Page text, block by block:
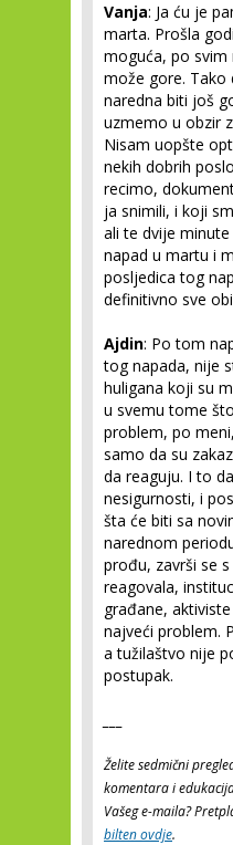
Vanja: Ja ću je
marta. Prošla
moguća, po svim
može gore. Tako
naredna biti još
uzmemo u obzir
Nisam uopšte
nekih dobrih
recimo,
ja snimili, i koji
ali te dvije
napad u martu i
posljedica tog
definitivno sve
Ajdin: Po tom
tog napada, nije
huligana koji su
u svemu tome
problem, po
samo da su
da reaguju. I to
nesigurnosti, i
šta će biti sa
narednom
prođu, završi se
reagovala,
građane,
najveći problem.
a tužilaštvo nije
postupak.
Želite sedmični
komentara i
Vašeg e-maila?
bilten ovdje.